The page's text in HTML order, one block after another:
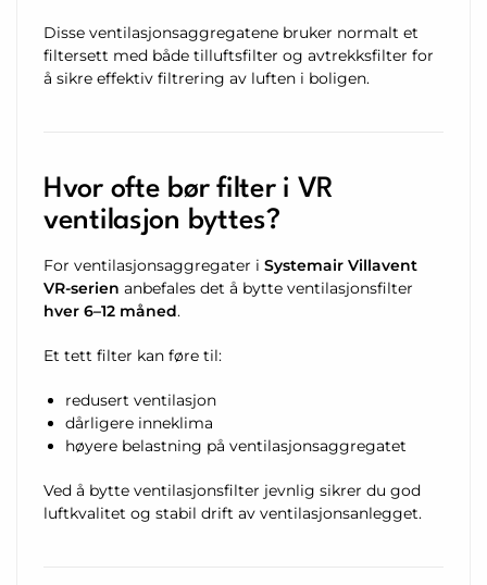
Disse ventilasjonsaggregatene bruker normalt et
filtersett med både tilluftsfilter og avtrekksfilter for
å sikre effektiv filtrering av luften i boligen.
Hvor ofte bør filter i VR
ventilasjon byttes?
For ventilasjonsaggregater i Systemair Villavent
VR-serien anbefales det å bytte ventilasjonsfilter
hver 6–12 måned.
Et tett filter kan føre til:
redusert ventilasjon
dårligere inneklima
høyere belastning på ventilasjonsaggregatet
Ved å bytte ventilasjonsfilter jevnlig sikrer du god
luftkvalitet og stabil drift av ventilasjonsanlegget.